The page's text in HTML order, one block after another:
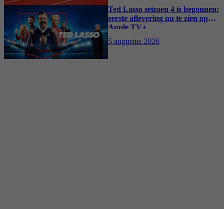
Ted Lasso seizoen 4 is begonnen:
eerste aflevering nu te zien op
Apple TV+
5 augustus 2026